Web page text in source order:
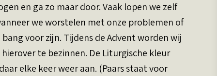
en ga zo maar door. Vaak lopen we zelf
we worstelen met onze problemen of
voor zijn. Tijdens de Advent worden wij
te bezinnen. De Liturgische kleur
elke keer weer aan. (Paars staat voor